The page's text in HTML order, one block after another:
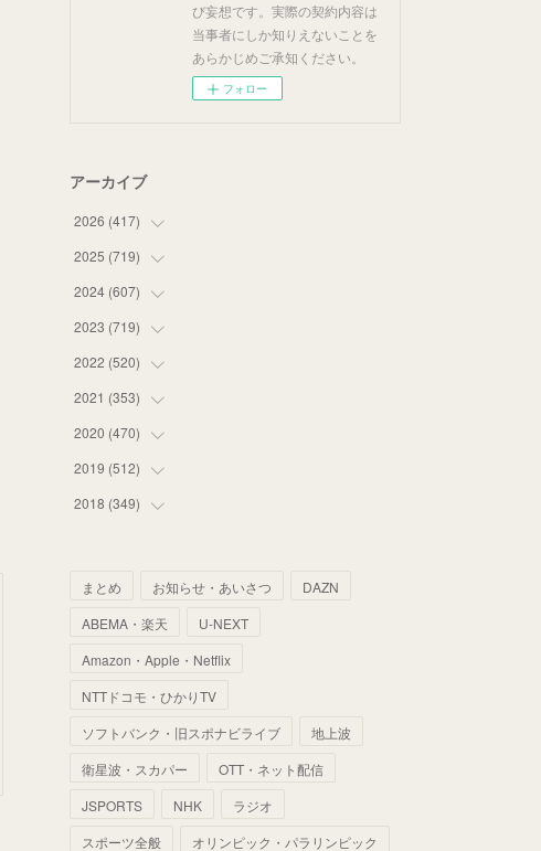
び妄想です。実際の契約内容は
当事者にしか知りえないことを
あらかじめご承知ください。
フォロー
アーカイブ
2026 (417)
(12
(55
(58
(58
(53
(59
( 55
(67
2025 (719)
(75
(63
(57
(60
(62
(55
(61
(60 )
(42 )
2024 (607)
(51
(48
(35
(51
(60
(59
50 )
(58 )
(45)
2023 (719)
(59
(52
(55
(63
(53
56 )
(56
)
(74)
(70)
2022 (520)
(65
(44
(41
(43
)
(38
)
(57)
(41)
29)
2021 (353)
(31
(33
(34
(32
)
(24)
( 28)
29)
(33)
2020 (470)
(34
(32
(60)
( 13)
45)
( 49)
(41)
2019 (512)
(51
(32)
( 37)
37)
( 59)
(44)
2018 (349)
9
( 22)
29)
( 32)
(50)
まとめ お知らせ・あいさつ
DAZN
ABEMA・楽天
U-NEXT
Amazon・Apple・Netflix
NTTドコモ・ひかりTV
ソフトバンク・旧スポナビライブ
地上波
衛星波・スカパー
OTT・ネット配信
JSPORTS
NHK
ラジオ
スポーツ全般
オリンピック・パラリンピック